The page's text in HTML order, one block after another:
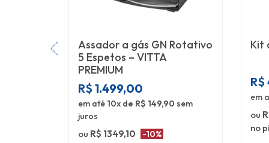
Assador a gás GN Rotativo
5 Espetos – VITTA
PREMIUM
R$ 1.499,00
em até 10x de R$ 149,90 sem
juros
ou R$ 1349,10 -10%
Kit
R$
em
ou
no